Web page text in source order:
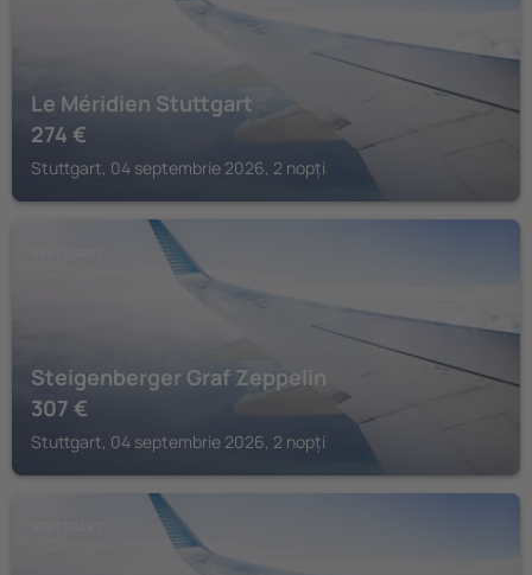
Le Méridien Stuttgart
274 €
Stuttgart, 04 septembrie 2026, 2 nopți
Steigenberger Graf Zeppelin
307 €
Stuttgart, 04 septembrie 2026, 2 nopți